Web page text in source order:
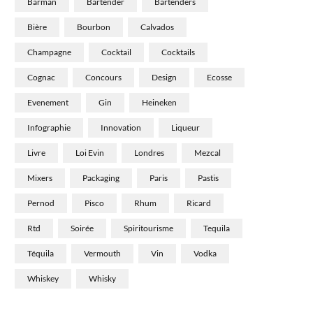
Bière Bourbon Calvados
Champagne Cocktail Cocktails
Cognac Concours Design Ecosse
Evenement Gin Heineken
Infographie Innovation Liqueur
Livre Loi Evin Londres Mezcal
Mixers Packaging Paris Pastis
Pernod Pisco Rhum Ricard
Rtd Soirée Spiritourisme Tequila
Téquila Vermouth Vin Vodka
Whiskey Whisky